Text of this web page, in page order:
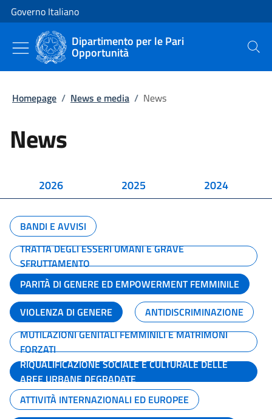
Vai al contenuto
Vai alla navigazione del sito
Governo Italiano
Dipartimento per le Pari
Opportunità Cerca
Homepage / News e media / News
News
2026 2025 2024
BANDI E AVVISI
TRATTA DEGLI ESSERI UMANI E GRAVE
SFRUTTAMENTO
PARITÀ DI GENERE ED EMPOWERMENT FEMMINILE
VIOLENZA DI GENERE
ANTIDISCRIMINAZIONE
MUTILAZIONI GENITALI FEMMINILI E MATRIMONI
FORZATI
RIQUALIFICAZIONE SOCIALE E CULTURALE DELLE
AREE URBANE DEGRADATE
ATTIVITÀ INTERNAZIONALI ED EUROPEE